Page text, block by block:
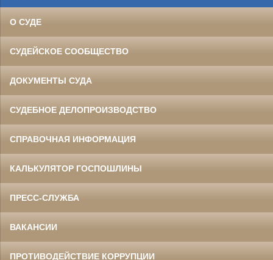
О СУДЕ
СУДЕЙСКОЕ СООБЩЕСТВО
ДОКУМЕНТЫ СУДА
СУДЕБНОЕ ДЕЛОПРОИЗВОДСТВО
СПРАВОЧНАЯ ИНФОРМАЦИЯ
КАЛЬКУЛЯТОР ГОСПОШЛИНЫ
ПРЕСС-СЛУЖБА
ВАКАНСИИ
ПРОТИВОДЕЙСТВИЕ КОРРУПЦИИ